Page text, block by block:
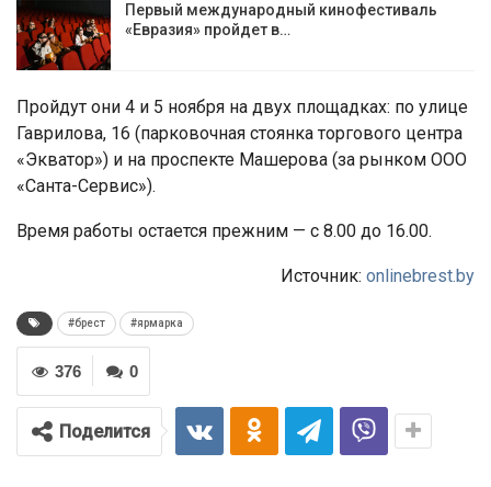
Первый международный кинофестиваль
«Евразия» пройдет в…
Пройдут они 4 и 5 ноября на двух площадках: по улице
Гаврилова, 16 (парковочная стоянка торгового центра
«Экватор») и на проспекте Машерова (за рынком ООО
«Санта-Сервис»).
Время работы остается прежним — с 8.00 до 16.00.
Источник: onlinebrest.by
#брест #ярмарка
0
376
Поделится